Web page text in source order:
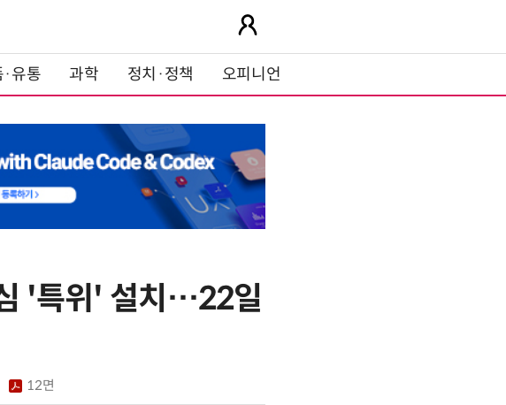
·유통 과학 정치·정책 오피니언
'특위' 설치…22일
12면